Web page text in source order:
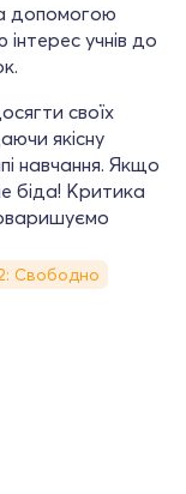
допомогою
учнів до
своїх
якісну
навчання. Якщо
біда! Критика
Свободно